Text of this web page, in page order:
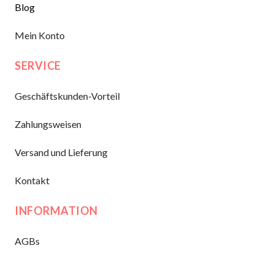
Blog
Mein Konto
SERVICE
Geschäftskunden-Vorteil
Zahlungsweisen
Versand und Lieferung
Kontakt
INFORMATION
AGBs